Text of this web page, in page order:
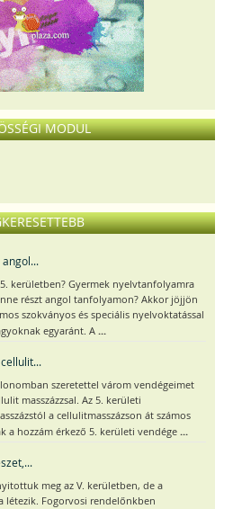
MODUL
kerületben? Gyermek nyelvtanfolyamra
részt angol tanfolyamon? Akkor jöjjön
szokványos és speciális nyelvoktatással
egyaránt. A ...
szeretettel várom vendégeimet
masszázzsal. Az 5. kerületi
a cellulitmasszázson át számos
a hozzám érkező 5. kerületi vendége ...
meg az V. kerületben, de a
létezik. Fogorvosi rendelőnkben